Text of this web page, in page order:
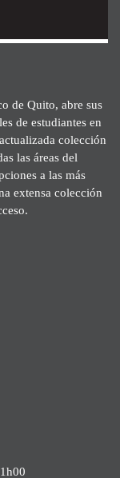
de Quito, abre sus
de estudiantes en
colección
las áreas del
a las más
extensa colección